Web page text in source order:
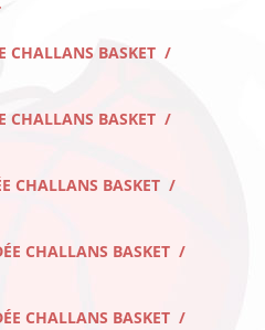
CHALLANS BASKET /
CHALLANS BASKET /
CHALLANS BASKET /
CHALLANS BASKET /
CHALLANS BASKET /